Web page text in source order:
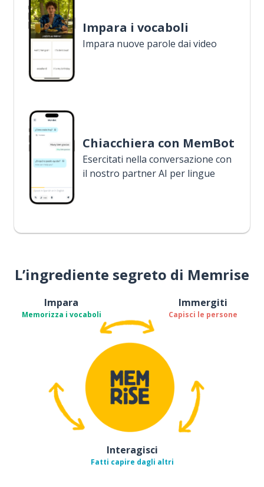
Impara i vocaboli
Impara nuove parole dai video
Chiacchiera con MemBot
Esercitati nella conversazione con
il nostro partner AI per lingue
L’ingrediente segreto di Memrise
Impara
Memorizza i vocaboli
Immergiti
Capisci le persone
Interagisci
Fatti capire dagli altri